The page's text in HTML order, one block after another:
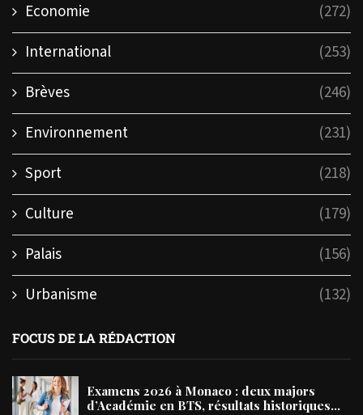
Economie
(272)
International
(253)
Brèves
(246)
Environnement
(231)
Sport
(218)
Culture
(179)
Palais
(156)
Urbanisme
(132)
FOCUS DE LA RÉDACTION
Examens 2026 à Monaco : deux majors
d’Académie en BTS, résultats historiques...